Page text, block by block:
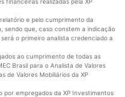
e pelo cumprimento da
sendo que, caso constem a indicação
o primeiro analista credenciado a
ao cumprimento de todas as
Brasil para o Analista de Valores
de Valores Mobiliários da XP
por empregados da XP Investimentos